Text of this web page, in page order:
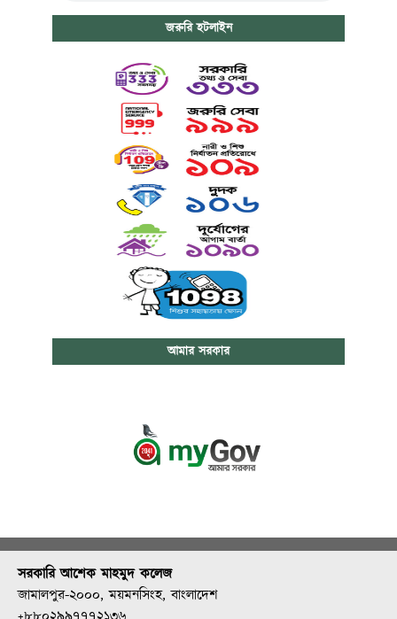
জরুরি হটলাইন
আমার সরকার
সরকারি আশেক মাহমুদ কলেজ
জামালপুর-২০০০, ময়মনসিংহ, বাংলাদেশ